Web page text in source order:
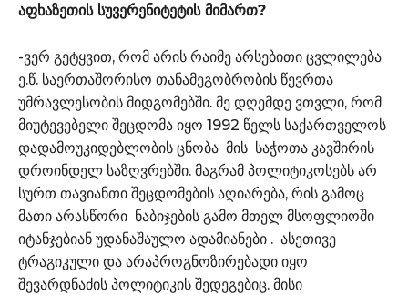
აფხაზეთის სუვერენიტეტის მიმართ?
-ვერ გეტყვით, რომ არის რაიმე არსებითი ცვლილება
ე.წ. საერთაშორისო თანამეგობრობის წევრთა
უმრავლესობის მიდგომებში. მე დღემდე ვთვლი, რომ
მიუტევებელი შეცდომა იყო 1992 წელს საქართველოს
დადამოუკიდებლობის ცნობა მის საჭოთა კავშირის
დროინდელ საზღვრებში. მაგრამ პოლიტიკოსებს არ
სურთ თავიანთი შეცდომების აღიარება, რის გამოც
მათი არასწორი ნაბიჯების გამო მთელ მსოფლიოში
იტანჯებიან უდანაშაულო ადამიანები . ასეთივე
ტრაგიკული და არაპროგნოზირებადი იყო
შევარდნაძის პოლიტიკის შედეგებიც. მისი